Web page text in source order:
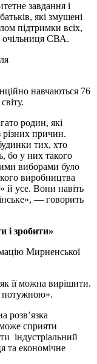
завдання і
які змушені
підтримки всіх,
очільниця СВА.
навчаються 76
родин, які
різних причин.
тих, хто
бо у них такого
виборами було
виробництва
й усе. Вони навіть
— говорить
і зробити»
Мирненської
її можна вирішити.
потужною».
розв’язка
може сприяти
індустріальний
та економічне